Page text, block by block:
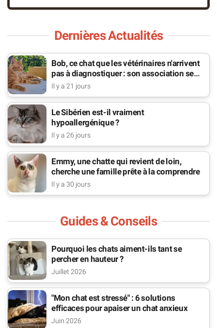
Dernières Actualités
Bob, ce chat que les vétérinaires n'arrivent
pas à diagnostiquer : son association se
bat pour lui
Il y a 21 jours
Le Sibérien est-il vraiment
hypoallergénique ?
Il y a 26 jours
Emmy, une chatte qui revient de loin,
cherche une famille prête à la comprendre
Il y a 30 jours
Guides & Conseils
Pourquoi les chats aiment-ils tant se
percher en hauteur ?
Juillet 2026
"Mon chat est stressé" : 6 solutions
efficaces pour apaiser un chat anxieux
Juin 2026